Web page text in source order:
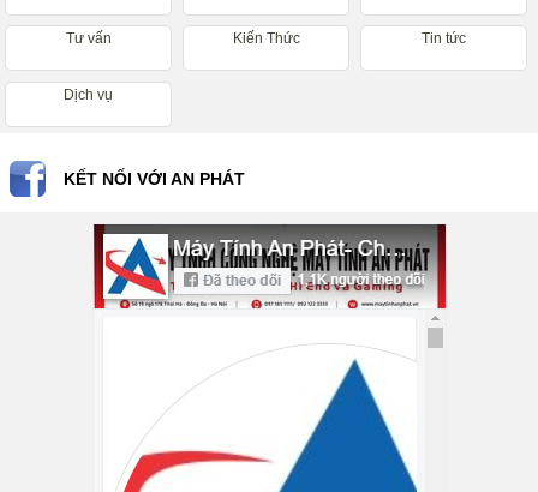
Tư vấn Kiến Thức Tin tức
Dịch vụ
KẾT NỐI VỚI AN PHÁT